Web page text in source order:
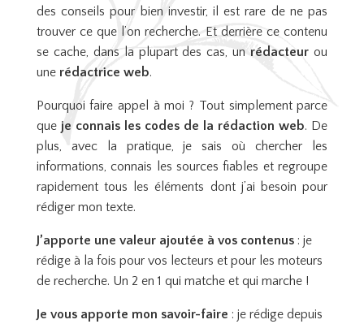
des conseils pour bien investir, il est rare de ne pas
trouver ce que l’on recherche. Et derrière ce contenu
se cache, dans la plupart des cas, un rédacteur ou
une rédactrice web.
Pourquoi faire appel à moi ? Tout simplement parce
que je connais les codes de la rédaction web. De
plus, avec la pratique, je sais où chercher les
informations, connais les sources fiables et regroupe
rapidement tous les éléments dont j’ai besoin pour
rédiger mon texte.
J’apporte une valeur ajoutée à vos contenus: je
rédige à la fois pour vos lecteurs et pour les moteurs
de recherche. Un 2 en 1 qui matche et qui marche !
Je vous apporte mon savoir-faire : je rédige depuis